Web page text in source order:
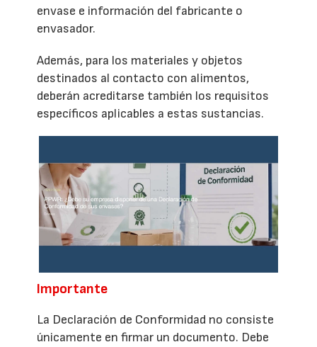
envase e información del fabricante o
envasador.
Además, para los materiales y objetos
destinados al contacto con alimentos,
deberán acreditarse también los requisitos
específicos aplicables a estas sustancias.
Importante
La Declaración de Conformidad no consiste
únicamente en firmar un documento. Debe